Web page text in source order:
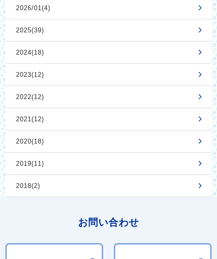
2026/01(4)
2025(39)
2024(18)
2023(12)
2022(12)
2021(12)
2020(18)
2019(11)
2018(2)
お問い合わせ